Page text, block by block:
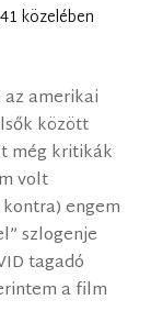
közelében
amerikai
között
még kritikák
volt
engem
szlogenje
tagadó
a film